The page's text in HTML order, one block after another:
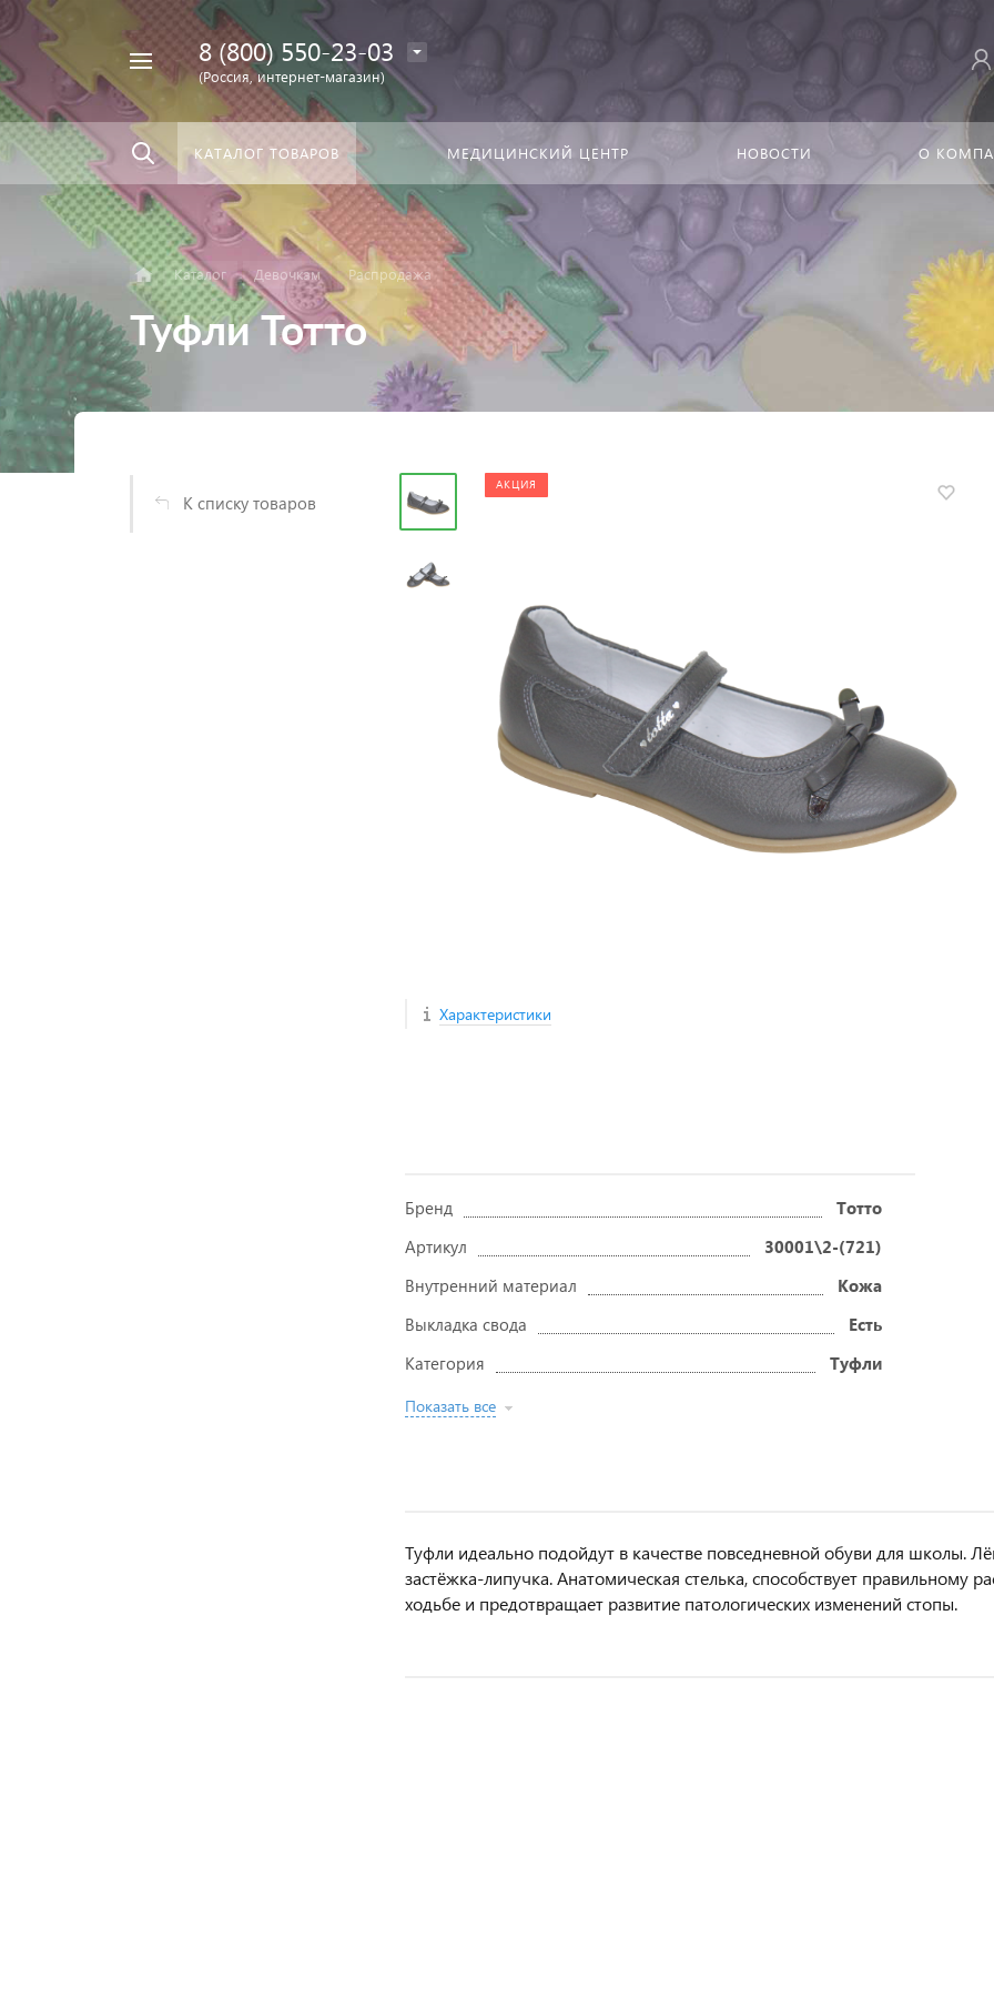
вездеНайти
8 (800) 550-23-03
(Россия, интернет-магазин)
КАТАЛОГ ТОВАРОВ МЕДИЦИНСКИЙ ЦЕНТР НОВОСТИ О
Каталог Девочкам Распродажа
Туфли Тотто
К списку товаров
АКЦИЯ
Характеристики
Бренд
Тотто
Артикул
30001\2-(721)
Внутренний материал
Кожа
Выкладка свода
Есть
Категория
Туфли
Показать все
Туфли идеально подойдут в качестве повседневной обуви для школы.
застёжка-липучка. Анатомическая стелька, способствует правильному
ходьбе и предотвращает развитие патологических изменений стопы.